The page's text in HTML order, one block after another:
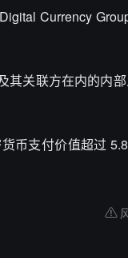
Currency
其关联方在内的内
币支付价值超过